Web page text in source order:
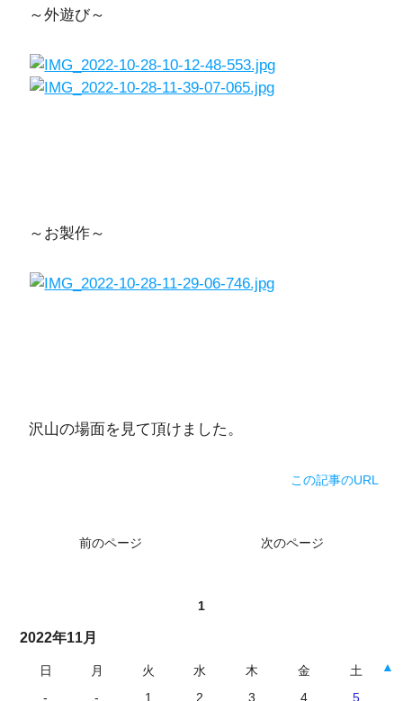
～外遊び～
～お製作～
沢山の場面を見て頂けました。
この記事のURL
前のページ 次のページ
1
2022年11月
日 月 火 水 木 金
土
-
- 1 2 3 4 5
▲